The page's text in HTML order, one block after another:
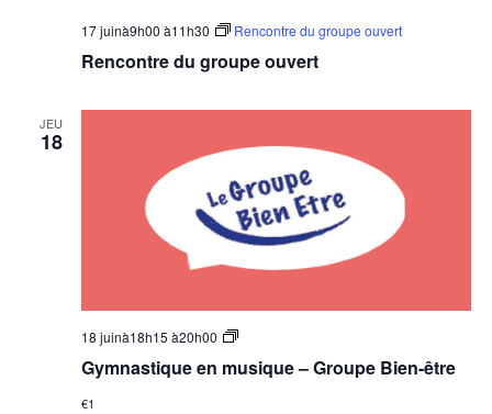
Rencontre du groupe ouvert
17 juinà9h00 à11h30 Rencontre du groupe ouvert
JEU
18
Gymnastique en musique – Groupe Bien-être
18 juinà18h15 à20h00
Groupe
être
€1